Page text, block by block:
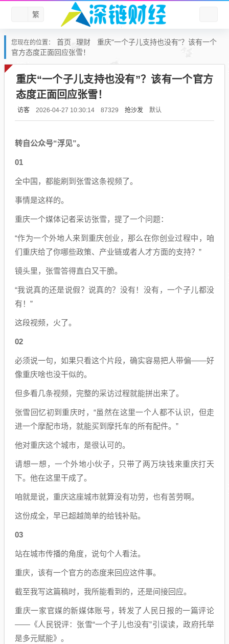
繁
您现在的位置： 首页 理财
重庆“一个子儿支持也没有”？该有一个
官方态度正面回应张雪！
重庆“一个子儿支持也没有”？该有一个官方
态度正面回应张雪！
访客 2026-04-27 10:30:14 87329 抢沙发 默认
转自公众号“浮见”。
01
全中国，都能刷到张雪这条视频了。
事情是这样的。
重庆一个媒体记者采访张雪，提了一个问题：
“作为一个外地人来到重庆创业，那么在你创业过程中，咱
们重庆给了你哪些政策、产业链或者人才方面的支持？”
镜头里，张雪答得直白又干脆。
“我说真的还是说假？说真的？没有！没有，一个子儿都没
有！”
这段视频，火了。
02
必须说一句，如果只看这个片段，确实容易把人带偏——好
像重庆啥也没干似的。
但多看几条视频，完整的采访过程就能拼出来了。
张雪回忆初到重庆时，“虽然在这里一个人都不认识，但走
进一个摩配市场，就能买到摩托车的所有配件。”
他对重庆这个城市，是很认可的。
请想一想，一个外地小伙子，只带了两万块钱来重庆打天
下。他在这里干成了。
咱就是说，重庆这座城市就算没有功劳，也有苦劳啊。
这份成全，早已超越简单的给钱补贴。
03
站在城市传播的角度，说句个人看法。
重庆，该有一个官方的态度来回应这件事。
截至我写这篇稿时，我所能看到的，还是间接回应。
重庆一家官媒的新媒体账号，转发了人民日报的一篇评论
——《人民锐评：张雪“一个子儿也没有”引误读，政府托举
是多元赋能》。